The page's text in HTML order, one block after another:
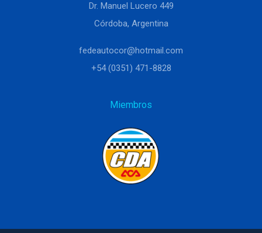
Dr. Manuel Lucero 449
Córdoba, Argentina
fedeautocor@hotmail.com
+54 (0351) 471-8828
Miembros